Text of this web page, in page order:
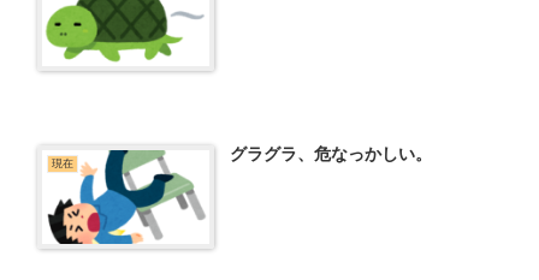
現在 グラグラ、危なっかしい。